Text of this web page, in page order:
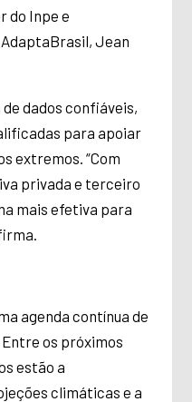
do Inpe e
Jean
dados confiáveis,
para apoiar
extremos. “Com
privada e terceiro
mais efetiva para
agenda contínua de
os próximos
estão a
climáticas e a